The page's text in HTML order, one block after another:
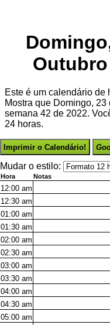
Este é um calendário de
Mostra que Domingo,
semana 42 de 2022.
24 horas.
Imprimir o Calendário!
Mudar o estilo:
Hora Notas
12:00 am
12:30 am
01:00 am
01:30 am
02:00 am
02:30 am
03:00 am
03:30 am
04:00 am
04:30 am
05:00 am